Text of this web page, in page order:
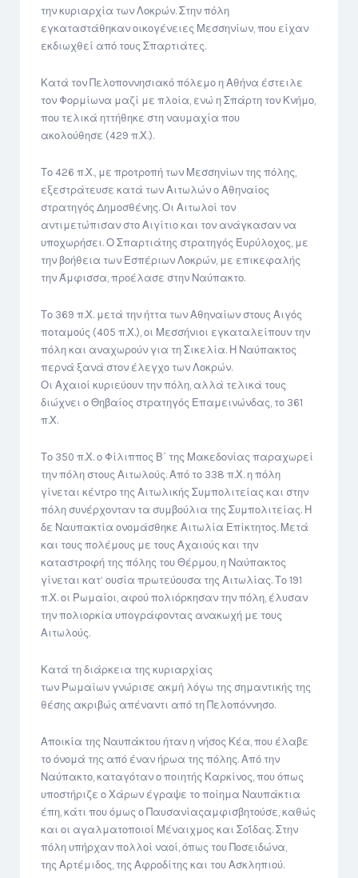
την κυριαρχία των Λοκρών. Στην πόλη
εγκαταστάθηκαν οικογένειες Μεσσηνίων, που είχαν
εκδιωχθεί από τους Σπαρτιάτες.
Κατά τον Πελοποννησιακό πόλεμο η Αθήνα έστειλε
τον Φορμίωνα μαζί με πλοία, ενώ η Σπάρτη τον Κνήμο,
που τελικά ηττήθηκε στη ναυμαχία που
ακολούθησε (429 π.Χ.).
Το 426 π.Χ., με προτροπή των Μεσσηνίων της πόλης,
εξεστράτευσε κατά των Αιτωλών ο Αθηναίος
στρατηγός Δημοσθένης. Οι Αιτωλοί τον
αντιμετώπισαν στο Αιγίτιο και τον ανάγκασαν να
υποχωρήσει. Ο Σπαρτιάτης στρατηγός Ευρύλοχος, με
την βοήθεια των Εσπέριων Λοκρών, με επικεφαλής
την Άμφισσα, προέλασε στην Ναύπακτο.
Το 369 π.Χ. μετά την ήττα των Αθηναίων στους Αιγός
ποταμούς (405 π.Χ.), οι Μεσσήνιοι εγκαταλείπουν την
πόλη και αναχωρούν για τη Σικελία. Η Ναύπακτος
περνά ξανά στον έλεγχο των Λοκρών.
Οι Αχαιοί κυριεύουν την πόλη, αλλά τελικά τους
διώχνει ο Θηβαίος στρατηγός Επαμεινώνδας, το 361
π.Χ.
Το 350 π.Χ. ο Φίλιππος Β΄ της Μακεδονίας παραχωρεί
την πόλη στους Αιτωλούς. Από το 338 π.Χ. η πόλη
γίνεται κέντρο της Αιτωλικής Συμπολιτείας και στην
πόλη συνέρχονταν τα συμβούλια της Συμπολιτείας. Η
δε Ναυπακτία ονομάσθηκε Αιτωλία Επίκτητος. Μετά
και τους πολέμους με τους Αχαιούς και την
καταστροφή της πόλης του Θέρμου, η Ναύπακτος
γίνεται κατ’ ουσία πρωτεύουσα της Αιτωλίας. Το 191
π.Χ. οι Ρωμαίοι, αφού πολιόρκησαν την πόλη, έλυσαν
την πολιορκία υπογράφοντας ανακωχή με τους
Αιτωλούς.
Κατά τη διάρκεια της κυριαρχίας
των Ρωμαίων γνώρισε ακμή λόγω της σημαντικής της
θέσης ακριβώς απέναντι από τη Πελοπόννησο.
Αποικία της Ναυπάκτου ήταν η νήσος Κέα, που έλαβε
το όνομά της από έναν ήρωα της πόλης. Από την
Ναύπακτο, καταγόταν ο ποιητής Καρκίνος, που όπως
υποστήριζε ο Χάρων έγραψε το ποίημα Ναυπάκτια
έπη, κάτι που όμως ο Παυσανίαςαμφισβητούσε, καθώς
και οι αγαλματοποιοί Μέναιχμος και Σοΐδας. Στην
πόλη υπήρχαν πολλοί ναοί, όπως του Ποσειδώνα,
της Αρτέμιδος, της Αφροδίτης και του Ασκληπιού.